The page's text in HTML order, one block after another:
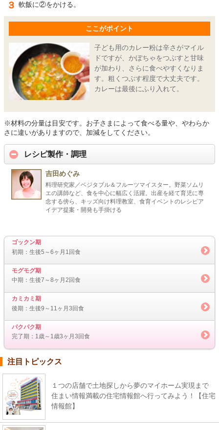
軟飯に②をかける。
ここがポイント
子ども用のカレー粉は辛さがマイル
ドですが、かぼちゃをつぶすと甘味
が加わり、さらに食べやすくなりま
す。粗くつぶす程度で大丈夫です。
カレーは最後にふり入れて。
※材料の分量は目安です。お子さまによって食べる量や、やわらか
さに違いがありますので、加減をしてください。
レシピ製作・調理
吉田めぐみ
料理研究家／ベジタブル＆フルーツマイスター。野菜ソムリ
エの講師など、食を中心に幅広く活躍。出産を経て育児に専
念する傍ら、キッズ向け料理教室、食育イベントのレシピア
イデア提案・開発も手掛ける
ゴックン期
初期：生後5～6ヶ月1回食
モグモグ期
中期：生後7～8ヶ月2回食
カミカミ期
後期：生後9～11ヶ月3回食
パクパク期
完了期：1歳～1歳3ヶ月3回食
注目トピックス
１つの店舗で土地探しから夢のマイホーム実現まで
住まい情報満載の住宅情報館へ行ってみよう！【住宅
情報館】